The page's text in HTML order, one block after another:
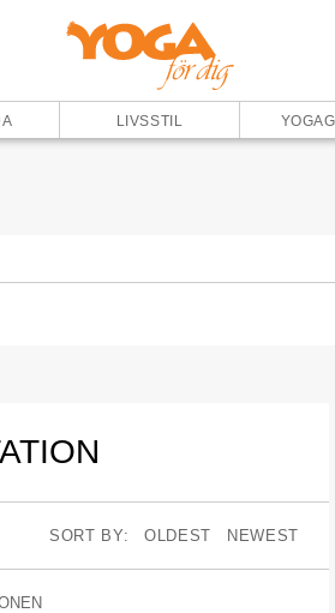
LIVSSTIL
SORT BY: OLDEST NEWEST